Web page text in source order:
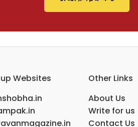
Websites
Other Links
About Us
Write for us
Contact Us